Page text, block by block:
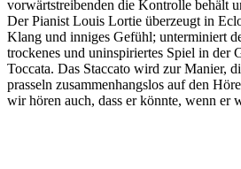
vorwärtstreibenden die Kontrolle behält
Der Pianist Louis Lortie überzeugt in
Klang und inniges Gefühl; unterminiert
trockenes und uninspiriertes Spiel in der
Toccata. Das Staccato wird zur Manier,
prasseln zusammenhangslos auf den
wir hören auch, dass er könnte, wenn er